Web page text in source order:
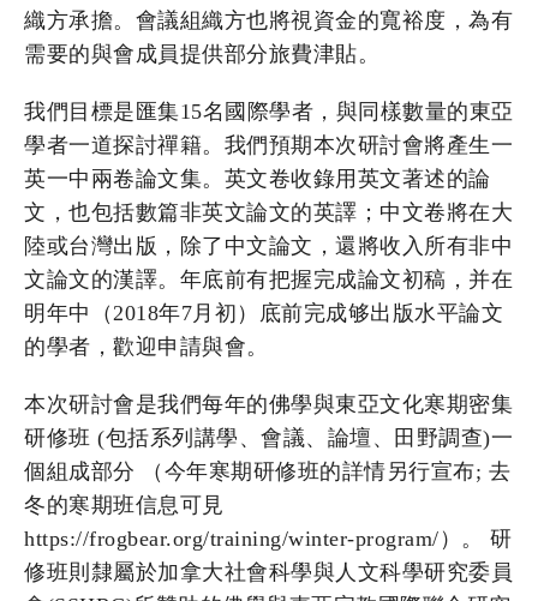
織方承擔。會議組織方也將視資金的寬裕度，為有
需要的與會成員提供部分旅費津貼。
我們目標是匯集15名國際學者，與同樣數量的東亞
學者一道探討禪籍。我們預期本次研討會將產生一
英一中兩卷論文集。英文卷收錄用英文著述的論
文，也包括數篇非英文論文的英譯；中文卷將在大
陸或台灣出版，除了中文論文，還將收入所有非中
文論文的漢譯。年底前有把握完成論文初稿，并在
明年中（2018年7月初）底前完成够出版水平論文
的學者，歡迎申請與會。
本次研討會是我們每年的佛學與東亞文化寒期密集
研修班 (包括系列講學、會議、論壇、田野調查)一
個組成部分 （今年寒期研修班的詳情另行宣布; 去
冬的寒期班信息可見
https://frogbear.org/training/winter-program/）。 研
修班則隸屬於加拿大社會科學與人文科學研究委員